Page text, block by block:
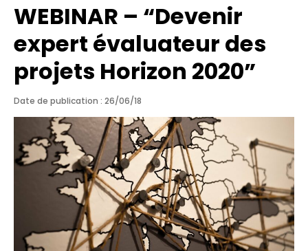
WEBINAR – “Devenir
expert évaluateur des
projets Horizon 2020”
Date de publication : 26/06/18